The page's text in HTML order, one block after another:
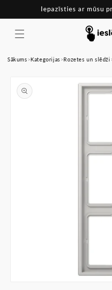
saturu
Iepazīsties ar mūsu
Sākums>Kategorijas>Rozetes un slēdži
produkta
informāciju